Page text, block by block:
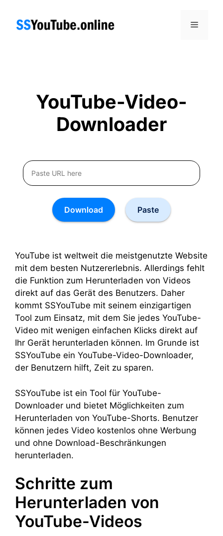
content
Menu
YouTube-Video-
Downloader
Download Paste
YouTube ist weltweit die meistgenutzte Website
mit dem besten Nutzererlebnis. Allerdings fehlt
die Funktion zum Herunterladen von Videos
direkt auf das Gerät des Benutzers. Daher
kommt SSYouTube mit seinem einzigartigen
Tool zum Einsatz, mit dem Sie jedes YouTube-
Video mit wenigen einfachen Klicks direkt auf
Ihr Gerät herunterladen können. Im Grunde ist
SSYouTube ein YouTube-Video-Downloader,
der Benutzern hilft, Zeit zu sparen.
SSYouTube ist ein Tool für YouTube-
Downloader und bietet Möglichkeiten zum
Herunterladen von YouTube-Shorts. Benutzer
können jedes Video kostenlos ohne Werbung
und ohne Download-Beschränkungen
herunterladen.
Schritte zum
Herunterladen von
YouTube-Videos